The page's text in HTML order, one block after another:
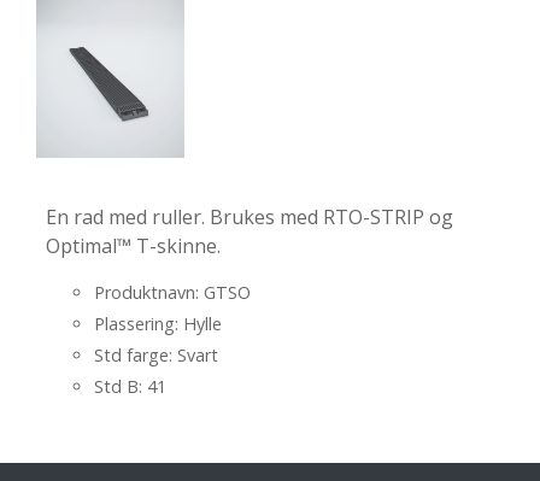
En rad med ruller. Brukes med RTO-STRIP og
Optimal™ T-skinne.
Produktnavn: GTSO
Plassering: Hylle
Std farge: Svart
Std B: 41